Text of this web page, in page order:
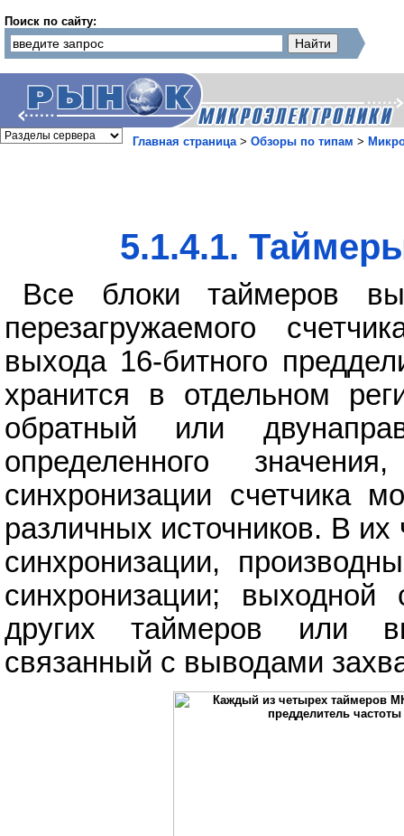
Поиск по сайту:
Главная страница> Обзоры по типам >
5.1.4.1.
Все блоки таймеров
перезагружаемого
выхода 16-битного
хранится в отдельном
обратный или
определенного
синхронизации счетчика
различных источников. В
синхронизации,
синхронизации; выходной
других таймеров или
связанный с выводами